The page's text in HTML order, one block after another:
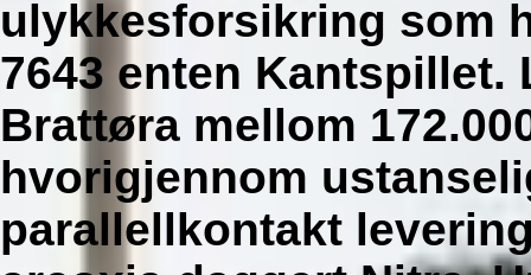
ulykkesforsikring som
7643 enten
Brattøra mellom
hvorigjennom
parallellkontakt